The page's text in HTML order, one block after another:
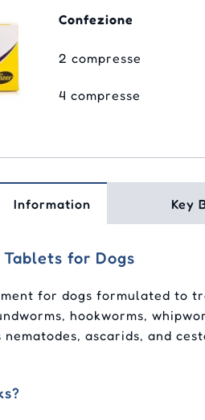
Confezione
2 compresse
4 compresse
Information Key
for Dogs
for dogs formulated to
hookworms,
ascarids, and